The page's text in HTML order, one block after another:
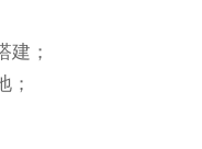
建；
；